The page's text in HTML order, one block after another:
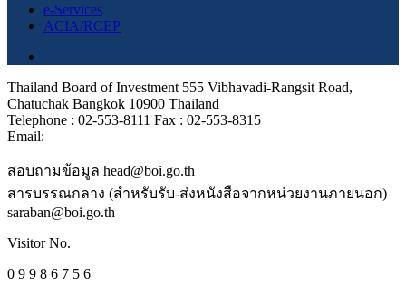
e-Services
ACIA/RCEP
Thailand Board of Investment 555 Vibhavadi-Rangsit Road,
Chatuchak Bangkok 10900 Thailand
Telephone : 02-553-8111 Fax : 02-553-8315
Email:
สอบถามข้อมูล head@boi.go.th
สารบรรณกลาง (สำหรับรับ-ส่งหนังสือจากหน่วยงานภายนอก)
saraban@boi.go.th
Visitor No.
0 9 9 8 6 7 5 6